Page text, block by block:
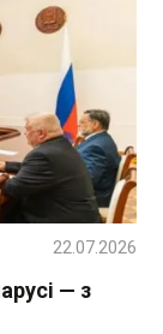
— з
22.07.2026